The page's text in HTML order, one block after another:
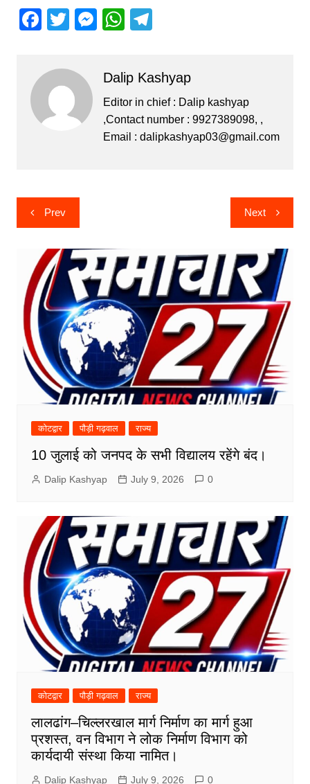
F
c
e
b
o
T
itt
er
M
s
e
n
W
s
A
p
T
gr
a
m
Dalip Kashyap
Editor in chief : Dalip kashyap
,Contact number : 9927389098, ,
Email : dalipkashyap03@gmail.com
Post
navigation
Prev Next
कोटद्वार पौड़ी गढ़वाल राज्य
10 जुलाई को जनपद के सभी विद्यालय रहेंगे बंद।
Dalip Kashyap July 9, 2026 0
कोटद्वार पौड़ी गढ़वाल राज्य
लालढांग–चिल्लरखाल मार्ग निर्माण का मार्ग हुआ
प्रशस्त, वन विभाग ने लोक निर्माण विभाग को
कार्यदायी संस्था किया नामित।
Dalip Kashyap July 9, 2026 0